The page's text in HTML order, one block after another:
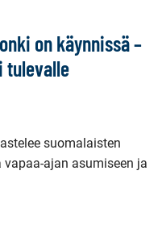
on käynnissä –
tulevalle
suomalaisten
ajan asumiseen ja